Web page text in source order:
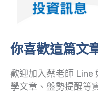
你喜歡這篇文
歡迎加入蔡老師 Line
學文章、盤勢提醒等